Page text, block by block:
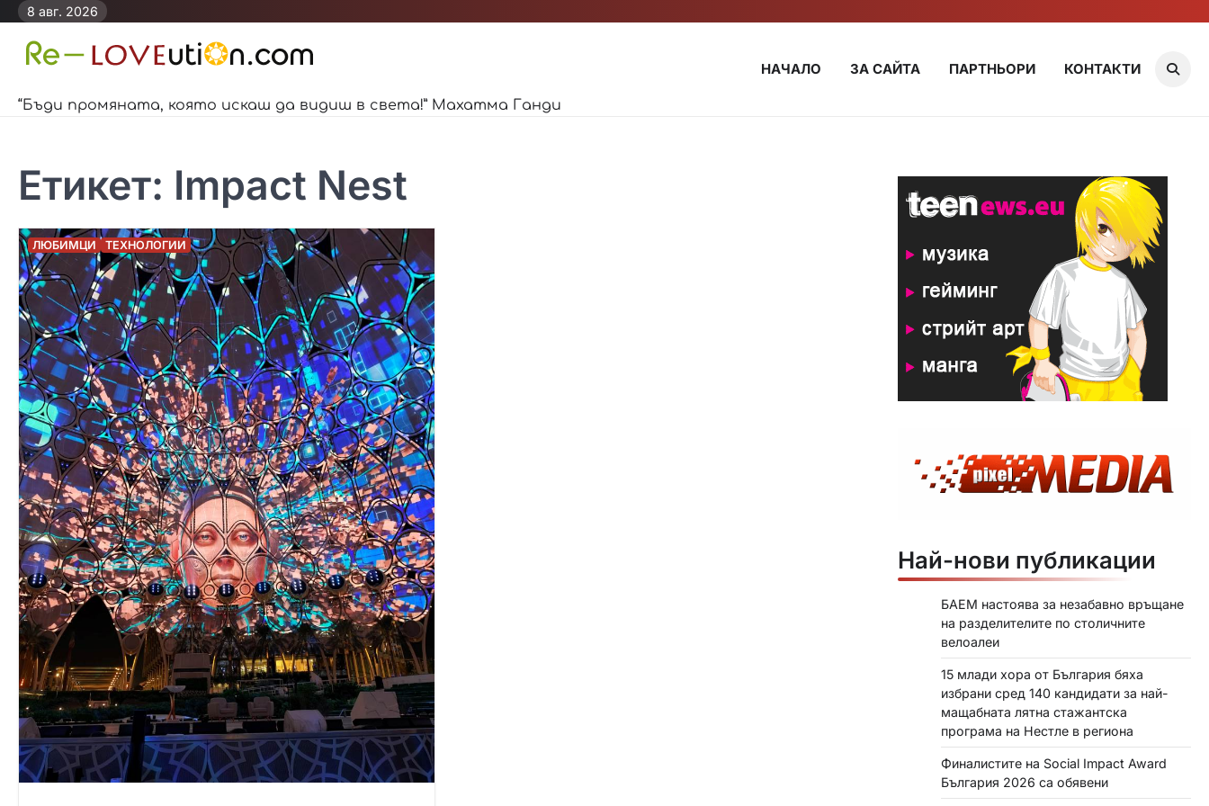
Skip
content
8 авг. 2026
“Бъди промяната, която искаш да видиш в света!” Махатма Ганди
НАЧАЛО ЗА САЙТА ПАРТНЬОРИ КОНТАКТИ
Етикет: Impact Nest
ЛЮБИМЦИ ТЕХНОЛОГИИ
Най-нови публикации
БАЕМ настоява за незабавно връщане
на разделителите по столичните
велоалеи
15 млади хора от България бяха
избрани сред 140 кандидати за най-
мащабната лятна стажантска
програма на Нестле в региона
Финалистите на Social Impact Award
България 2026 са обявени